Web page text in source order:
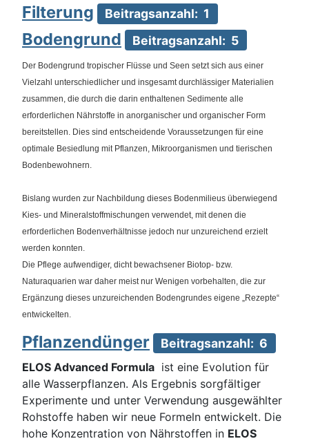
Filterung Beitragsanzahl: 1
Bodengrund Beitragsanzahl: 5
Der Bodengrund tropischer Flüsse und Seen setzt sich aus einer
Vielzahl unterschiedlicher und insgesamt durchlässiger Materialien
zusammen, die durch die darin enthaltenen Sedimente alle
erforderlichen Nährstoffe in anorganischer und organischer Form
bereitstellen. Dies sind entscheidende Voraussetzungen für eine
optimale Besiedlung mit Pflanzen, Mikroorganismen und tierischen
Bodenbewohnern.
Bislang wurden zur Nachbildung dieses Bodenmilieus überwiegend
Kies- und Mineralstoffmischungen verwendet, mit denen die
erforderlichen Bodenverhältnisse jedoch nur unzureichend erzielt
werden konnten.
Die Pflege aufwendiger, dicht bewachsener Biotop- bzw.
Naturaquarien war daher meist nur Wenigen vorbehalten, die zur
Ergänzung dieses unzureichenden Bodengrundes eigene „Rezepte“
entwickelten.
Pflanzendünger Beitragsanzahl: 6
ELOS Advanced Formula ist eine Evolution für
alle Wasserpflanzen. Als Ergebnis sorgfältiger
Experimente und unter Verwendung ausgewählter
Rohstoffe haben wir neue Formeln entwickelt. Die
hohe Konzentration von Nährstoffen in ELOS